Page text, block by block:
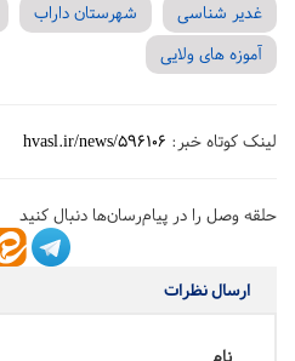
غدیر شناسی
شهرستان داراب
آموزه های ولایی
لینک کوتاه خبر: hvasl.ir/news/596106
حلقه وصل را در پیام‌رسان‌ها دنبال کنید
ارسال نظرات